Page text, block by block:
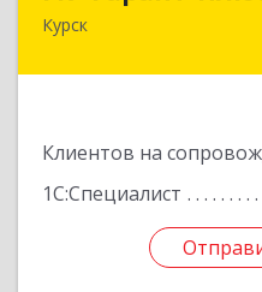
Курск
Клиентов на
1С:Специалист
305035, Курская обл,